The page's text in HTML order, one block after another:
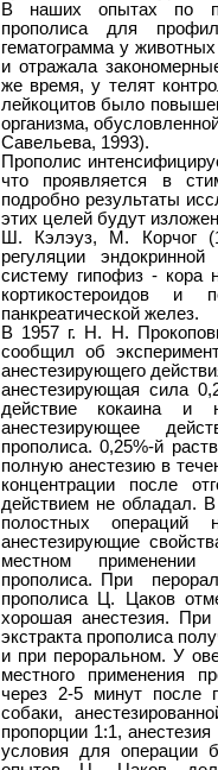
В наших опытах по
прополиса для
гематограмма у
и отражала
же время, у телят
лейкоцитов было
организма,
Савельева, 1993).
Прополис
что проявляется в
подробно результаты
этих целей будут
Ш. Кэлэуз, М. Корчог
регуляции
систему гипофиз - кора
кортикостероидов и
панкреатической желез.
В 1957 г. Н. Н.
сообщил об
анестезирующего
анестезирующая сила
действие кокаина и
анестезирующее
прополиса. 0,25%-й
полную анестезию в
концентрации после
действием не обладал.
полостных
анестезирующие
местном применении
прополиса. При
прополиса Ц. Цаков
хорошая анестезия. При
экстракта прополиса
и при пероральном. У
местного применения
через 2-5 минут после
собаки,
пропорции 1:1,
условия для операции